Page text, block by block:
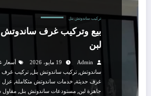
تركيب ساندوتش بنل
بيع وتركيب غرف
لبن
Admin 19 مايو، 2026 أسعار
ساندوتش, تركيب ساندوتش بنل, تركيب غرف
غرف حديثة, خدمات ساندوتش متكاملة, عزل
جاهزة لبن, مستودعات ساندوتش بنل, مقاول